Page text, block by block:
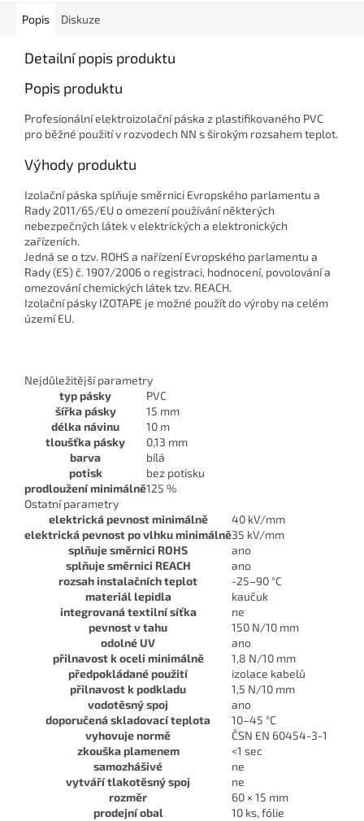
Popis Diskuze
Detailní popis produktu
Popis produktu
Profesionální elektroizolační páska z plastifikovaného PVC
pro běžné použití v rozvodech NN s širokým rozsahem teplot.
Výhody produktu
Izolační páska splňuje směrnici Evropského parlamentu a
Rady 2011/65/EU o omezení používání některých
nebezpečných látek v elektrických a elektronických
zařízeních.
Jedná se o tzv. ROHS a nařízení Evropského parlamentu a
Rady (ES) č. 1907/2006 o registraci, hodnocení, povolování a
omezování chemických látek tzv. REACH.
Izolační pásky IZOTAPE je možné použít do výroby na celém
území EU.
Nejdůležitější parametry
typ pásky
PVC
šířka pásky
15 mm
délka návinu
10 m
tloušťka pásky
0,13 mm
barva
bílá
potisk
bez potisku
prodloužení minimálně125 %
Ostatní parametry
elektrická pevnost minimálně
40 kV/mm
elektrická pevnost po vlhku minimálně35 kV/mm
splňuje směrnici ROHS
ano
splňuje směrnici REACH
ano
rozsah instalačních teplot
-25–90 °C
materiál lepidla
kaučuk
integrovaná textilní síťka
ne
pevnost v tahu
150 N/10 mm
odolné UV
ano
přilnavost k oceli minimálně
1,8 N/10 mm
předpokládané použití
izolace kabelů
přilnavost k podkladu
1,5 N/10 mm
vodotěsný spoj
ano
doporučená skladovací teplota
10–45 °C
vyhovuje normě
ČSN EN 60454-3-1
zkouška plamenem
<1 sec
samozhášivé
ne
vytváří tlakotěsný spoj
ne
rozměr
60 × 15 mm
prodejní obal
10 ks, fólie